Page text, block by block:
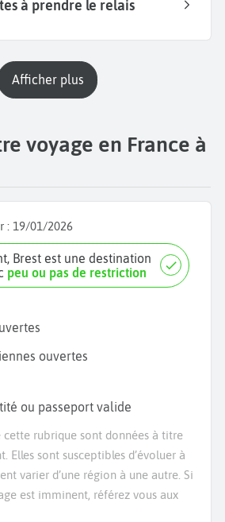
à prendre le relais
Afficher plus
voyage en France à
: 19/01/2026
Brest est une destination
peu ou pas de restriction
ouvertes
ou passeport valide
cette rubrique sont données à titre
Elles sont susceptibles d’évoluer à
varier d’une région à une autre. Si
est imminent, référez vous aux